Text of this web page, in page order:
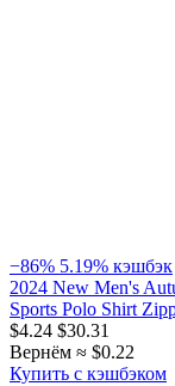
−86% 5.19% кэшбэк
2024 New Men's
Sports Polo Shirt
$4.24 $30.31
Вернём ≈ $0.22
Купить с кэшбэком